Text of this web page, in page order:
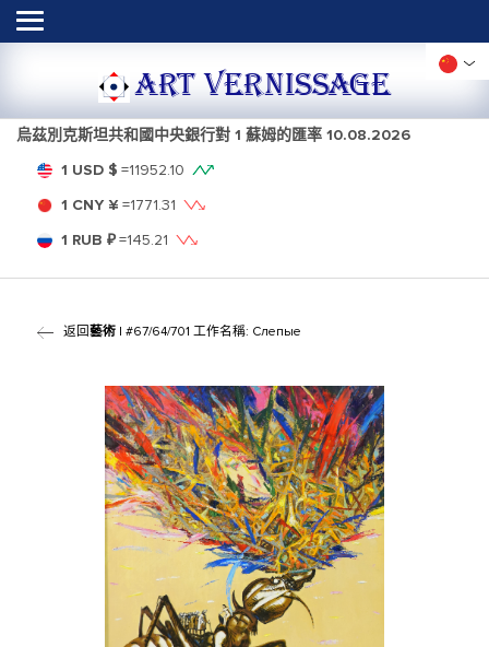
ART VERNISSAGE
烏茲別克斯坦共和國中央銀行對 1 蘇姆的匯率 10.08.2026
1 USD $ =11952.10
1 CNY ¥ =1771.31
1 RUB ₽=145.21
返回藝術| #67/64/701 工作名稱: Слепые